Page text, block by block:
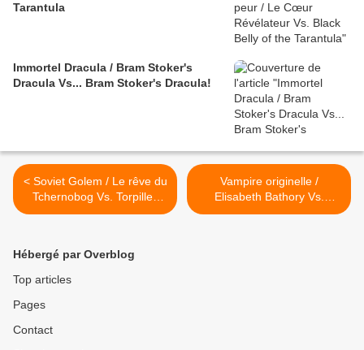
Tarantula
Immortel Dracula / Bram Stoker's
Dracula Vs... Bram Stoker's Dracula!
< Soviet Golem / Le rêve du
Tchernobog Vs. Torpilles
sous l'Atlantique
Vampire originelle /
Elisabeth Bathory Vs.
House Of Horrors >
Hébergé par Overblog
Top articles
Pages
Contact